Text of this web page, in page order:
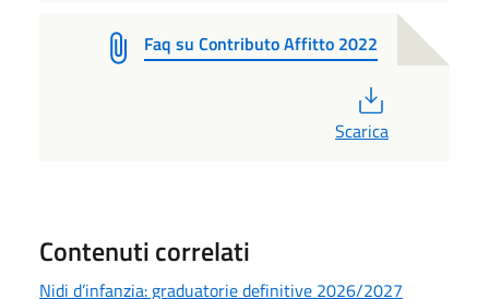
Faq su Contributo Affitto 2022
Scarica
Contenuti correlati
Nidi d’infanzia: graduatorie definitive 2026/2027